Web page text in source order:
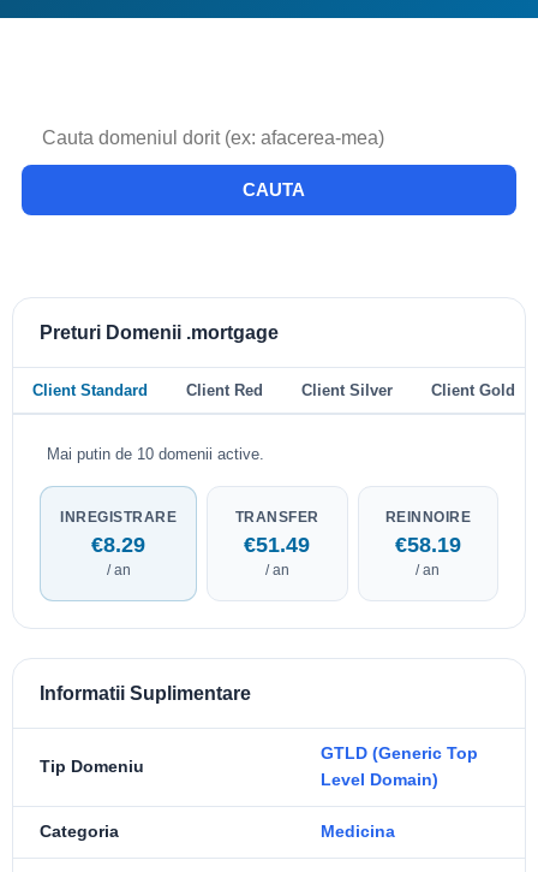
CAUTA
Preturi Domenii .mortgage
Client Standard Client Red Client Silver Client Gold
Mai putin de 10 domenii active.
INREGISTRARE
€8.29
/ an
TRANSFER
€51.49
/ an
REINNOIRE
€58.19
/ an
Informatii Suplimentare
Tip Domeniu
GTLD (Generic Top
Level Domain)
Categoria Medicina